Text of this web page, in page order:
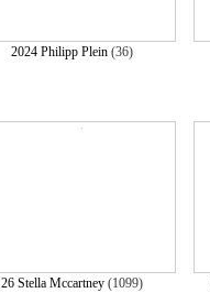
2024 Philipp Plein(36)
26 Stella Mccartney(1099)